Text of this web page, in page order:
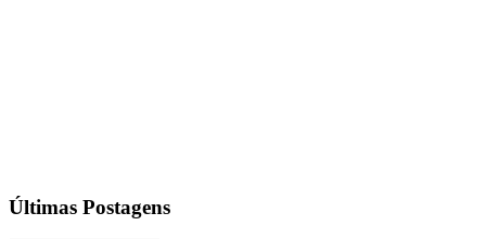
Últimas Postagens